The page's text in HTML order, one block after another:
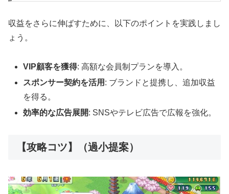
収益をさらに伸ばすために、以下のポイントを実践しまし
ょう。
VIP顧客を獲得: 高額な会員制プランを導入。
スポンサー契約を活用 : ブランドと提携し、追加収益
を得る。
効率的な広告展開: SNSやテレビ広告で広報を強化。
【攻略コツ】（過小提案）